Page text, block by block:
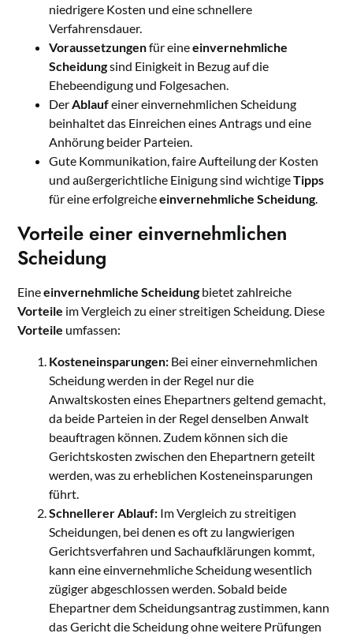
niedrigere Kosten und eine schnellere
Verfahrensdauer.
Voraussetzungenfür eineeinvernehmliche
Scheidungsind Einigkeit in Bezug auf die
Ehebeendigung und Folgesachen.
DerAblaufeiner einvernehmlichen Scheidung
beinhaltet das Einreichen eines Antrags und eine
Anhörung beider Parteien.
Gute Kommunikation, faire Aufteilung der Kosten
und außergerichtliche Einigung sind wichtigeTipps
für eine erfolgreicheeinvernehmliche Scheidung.
Vorteile einer einvernehmlichen
Scheidung
Eineeinvernehmliche Scheidung bietet zahlreiche
Vorteile im Vergleich zu einer streitigen Scheidung. Diese
Vorteile umfassen:
Kosteneinsparungen: Bei einer einvernehmlichen
Scheidung werden in der Regel nur die
Anwaltskosten eines Ehepartners geltend gemacht,
da beide Parteien in der Regel denselben Anwalt
beauftragen können. Zudem können sich die
Gerichtskosten zwischen den Ehepartnern geteilt
werden, was zu erheblichen Kosteneinsparungen
führt.
Schnellerer Ablauf: Im Vergleich zu streitigen
Scheidungen, bei denen es oft zu langwierigen
Gerichtsverfahren und Sachaufklärungen kommt,
kann eine einvernehmliche Scheidung wesentlich
zügiger abgeschlossen werden. Sobald beide
Ehepartner dem Scheidungsantrag zustimmen, kann
das Gericht die Scheidung ohne weitere Prüfungen